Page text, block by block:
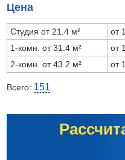
Цена
Студия от 21.4 м² от
1-комн. от 31.4 м²
от
2-комн. от 43.2 м²
от
Всего: 151